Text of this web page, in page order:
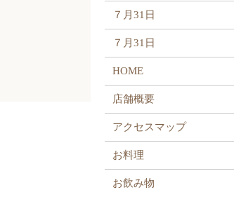
７月31日
７月31日
HOME
店舗概要
アクセスマップ
お料理
お飲み物